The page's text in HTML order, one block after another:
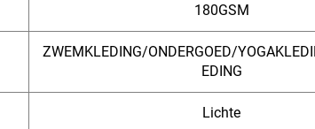
180GSM
ZWEMKLEDING/ONDERGOED/
EDING
Lichte